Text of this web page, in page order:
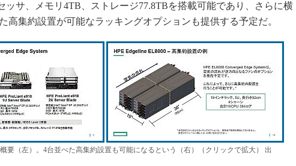
ッサ、メモリ4TB、ストレージ77.8TBを搭載可能であり、さらに横
高集約設置が可能なラッキングオプションも提供する予定だ。
概要（左）。4台並べた高集約設置も可能になるという（右）（クリックで拡大） 出